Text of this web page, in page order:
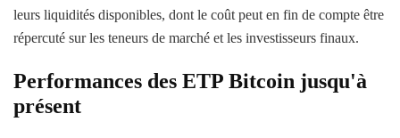
leurs liquidités disponibles, dont le coût peut en fin de compte être
répercuté sur les teneurs de marché et les investisseurs finaux.
Performances des ETP Bitcoin jusqu'à
présent